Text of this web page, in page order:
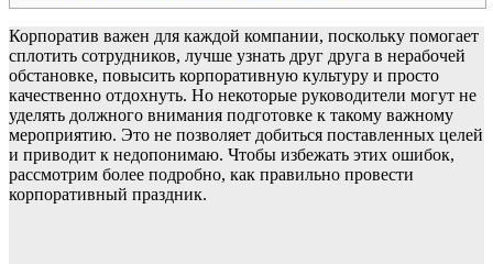
Корпоратив важен для каждой компании, поскольку помогает
сплотить сотрудников, лучше узнать друг друга в нерабочей
обстановке, повысить корпоративную культуру и просто
качественно отдохнуть. Но некоторые руководители могут не
уделять должного внимания подготовке к такому важному
мероприятию. Это не позволяет добиться поставленных целей
и приводит к недопонимаю. Чтобы избежать этих ошибок,
рассмотрим более подробно, как правильно провести
корпоративный праздник.